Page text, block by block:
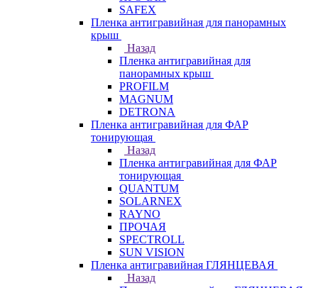
SAFEX
Пленка антигравийная для панорамных
крыш
Назад
Пленка антигравийная для
панорамных крыш
PROFILM
MAGNUM
DETRONA
Пленка антигравийная для ФАР
тонирующая
Назад
Пленка антигравийная для ФАР
тонирующая
QUANTUM
SOLARNEX
RAYNO
ПРОЧАЯ
SPECTROLL
SUN VISION
Пленка антигравийная ГЛЯНЦЕВАЯ
Назад